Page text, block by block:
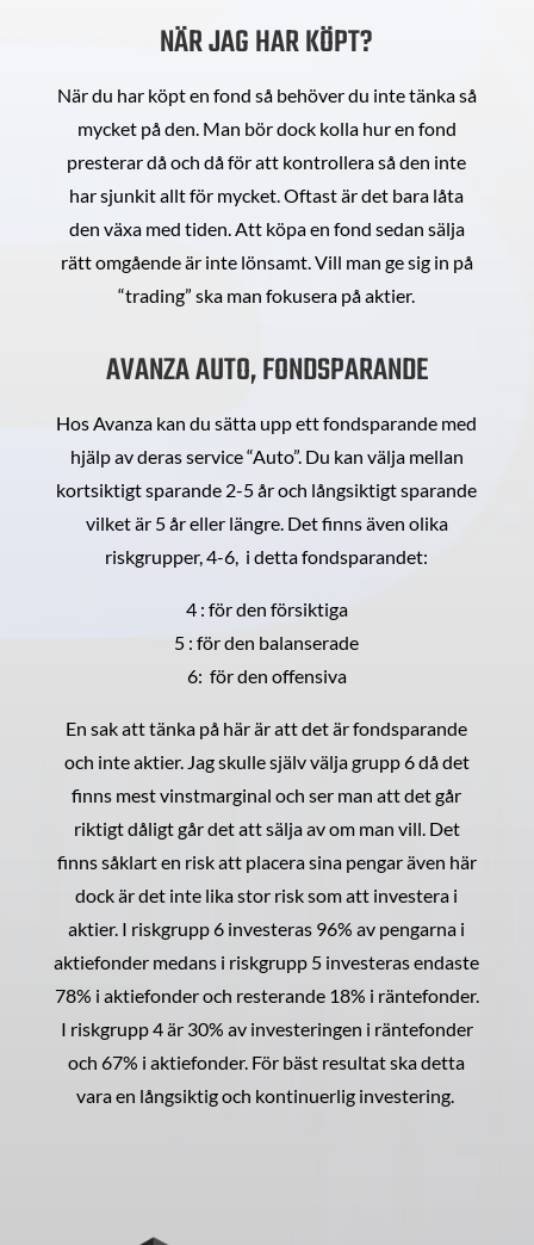
NÄR JAG HAR KÖPT?
När du har köpt en fond så behöver du inte tänka så
mycket på den. Man bör dock kolla hur en fond
presterar då och då för att kontrollera så den inte
har sjunkit allt för mycket. Oftast är det bara låta
den växa med tiden. Att köpa en fond sedan sälja
rätt omgående är inte lönsamt. Vill man ge sig in på
“trading” ska man fokusera på aktier.
AVANZA AUTO, FONDSPARANDE
Hos Avanza kan du sätta upp ett fondsparande med
hjälp av deras service “Auto”. Du kan välja mellan
kortsiktigt sparande 2-5 år och långsiktigt sparande
vilket är 5 år eller längre. Det finns även olika
riskgrupper, 4-6, i detta fondsparandet:
4 : för den försiktiga
5 : för den balanserade
6: för den offensiva
En sak att tänka på här är att det är fondsparande
och inte aktier. Jag skulle själv välja grupp 6 då det
finns mest vinstmarginal och ser man att det går
riktigt dåligt går det att sälja av om man vill. Det
finns såklart en risk att placera sina pengar även här
dock är det inte lika stor risk som att investera i
aktier. I riskgrupp 6 investeras 96% av pengarna i
aktiefonder medans i riskgrupp 5 investeras endaste
78% i aktiefonder och resterande 18% i räntefonder.
I riskgrupp 4 är 30% av investeringen i räntefonder
och 67% i aktiefonder. För bäst resultat ska detta
vara en långsiktig och kontinuerlig investering.